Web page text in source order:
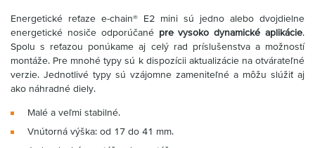
Energetické reťaze e-chain® E2 mini sú jedno alebo dvojdielne
energetické nosiče odporúčané pre vysoko dynamické aplikácie.
Spolu s reťazou ponúkame aj celý rad príslušenstva a možností
montáže. Pre mnohé typy sú k dispozícii aktualizácie na otvárateľné
verzie. Jednotlivé typy sú vzájomne zameniteľné a môžu slúžiť aj
ako náhradné diely.
Malé a veľmi stabilné.
Vnútorná výška: od 17 do 41 mm.